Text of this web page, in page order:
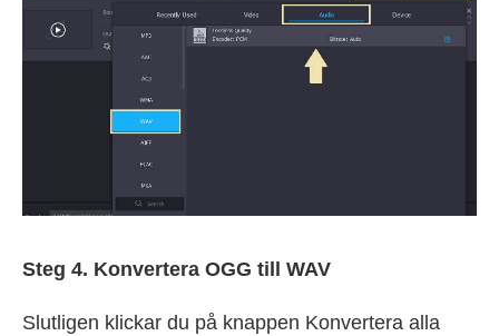
Steg 4. Konvertera OGG till WAV
Slutligen klickar du på knappen Konvertera alla